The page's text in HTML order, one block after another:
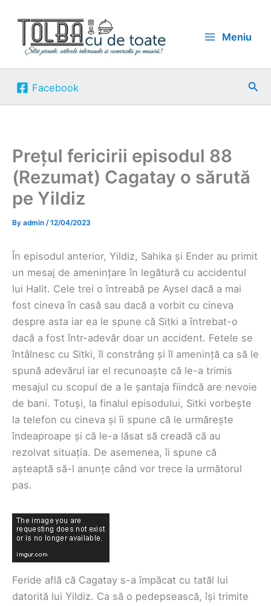
content
Meniu
Facebook
Prețul fericirii episodul 88
(Rezumat) Cagatay o sărută
pe Yildiz
By admin /12/04/2023
În episodul anterior, Yildiz, Sahika și Ender au primit
un mesaj de amenințare în legătură cu accidentul
lui Halit. Cele trei o întreabă pe Aysel dacă a mai
fost cineva în casă sau dacă a vorbit cu cineva
despre asta iar ea le spune că Sitki a întrebat-o
dacă a fost într-adevăr doar un accident. Fetele se
întâlnesc cu Sitki, îl constrâng și îl amenință ca să le
spună adevărul iar el recunoaște că le-a trimis
mesajul cu scopul de a le șantaja fiindcă are nevoie
de bani. Totuși, la finalul episodului, Sitki vorbește
la telefon cu cineva și îi spune că le urmărește
îndeaproape și că le-a lăsat să creadă că au
rezolvat situația. De asemenea, îi spune că
așteaptă să-l anunțe când vor trece la următorul
pas.
Feride află că Cagatay s-a împăcat cu tatăl lui
datorită lui Yildiz. Ca să o pedepsească, își trimite